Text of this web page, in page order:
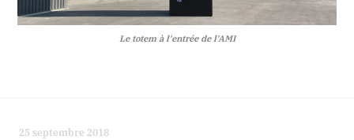
Le totem à l'entrée de l'AMI
25 septembre 2018